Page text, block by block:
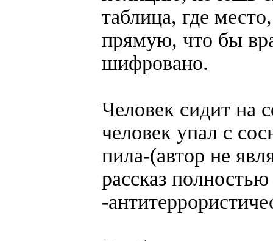
таблица, где
прямую, что бы
шифровано.
Человек сидит на
человек упал с
пила-(автор не
рассказ
-